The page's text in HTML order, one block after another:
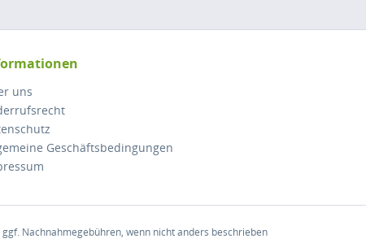
uns
Geschäftsbedingungen
Nachnahmegebühren, wenn nicht anders beschrieben